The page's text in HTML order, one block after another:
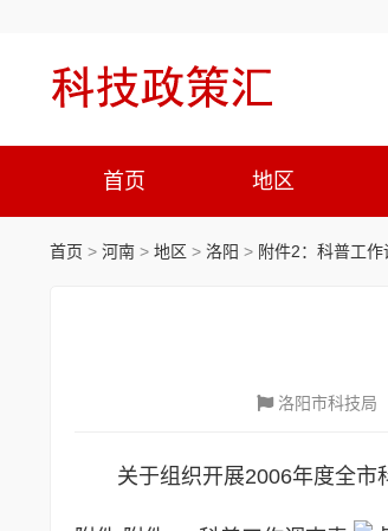
首页 地区
首页 > 河南 > 地区 > 洛阳 > 附件2：科普工作
洛阳市科技局
关于组织开展2006年度全市